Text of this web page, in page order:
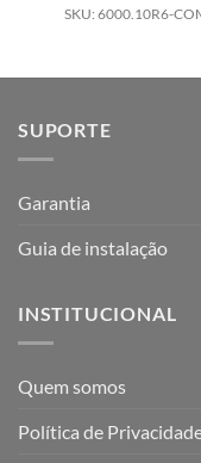
SKU: 6000.10R6-
SUPORTE
Garantia
Guia de instalação
INSTITUCIONAL
Quem somos
Política de